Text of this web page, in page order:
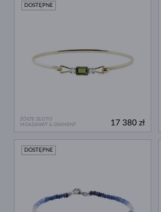
ŻÓŁTE ZŁOTO
MOŁDAWIT & DIAMENT
DOSTĘPNE
17 380 zł
DOSTĘPNE